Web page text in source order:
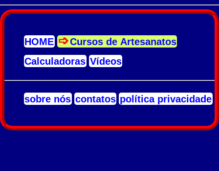
HOME
Cursos de Artesanatos
Calculadoras Vídeos
sobre nós contatos política privacidade